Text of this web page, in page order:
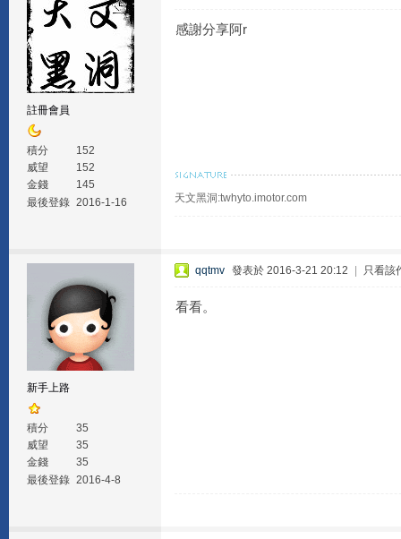
註冊會員
積分
152
威望
152
金錢
145
最後登錄 2016-1-16
感謝分享阿r
天文黑洞:twhyto.imotor.com
新手上路
積分
35
威望
35
金錢
35
最後登錄 2016-4-8
qqtmv 發表於 2016-3-21 20:12 只看該
看看。